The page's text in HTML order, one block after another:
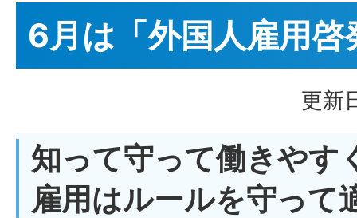
6月は「外国人雇用啓
更新
知って守って働きやす
雇用はルールを守って